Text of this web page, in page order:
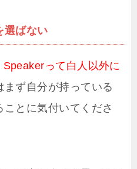
選ばない
Speakerって白人以外に
まず自分が持っている
ことに気付いてくださ